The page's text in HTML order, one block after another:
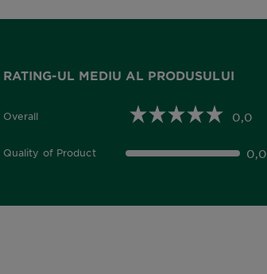
RATING-UL MEDIU AL PRODUSULUI
Overall
0,0 out of 5 stars 0,0
Quality of Product
0,0 out of 5 stars 0,0